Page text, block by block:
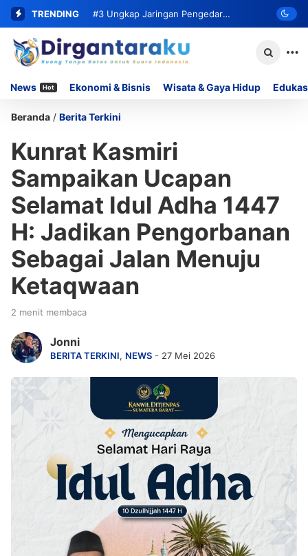
TRENDING #3 Ungkap Jaringan Pengedar
Narkoba, Satresnarkoba Polresta
News Hot Ekonomi & Bisnis Wisata & Gaya Hidup
Beranda / Berita Terkini
Kunrat Kasmiri
Sampaikan Ucapan
Selamat Idul Adha 1447
H: Jadikan Pengorbanan
Sebagai Jalan Menuju
Ketaqwaan
2 menit membaca
Jonni
BERITA TERKINI, NEWS - 27 Mei 2026